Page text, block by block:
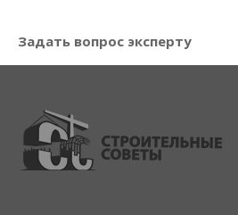
Задать вопрос эксперту